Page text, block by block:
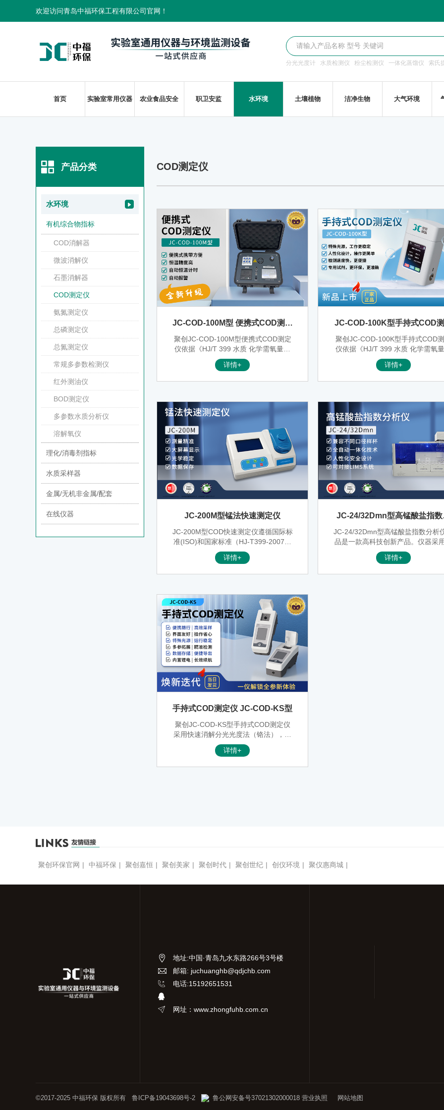
欢迎访问青岛中福环保工程有限公司官网！
分光光度计 水质检测仪 粉尘检测仪 一体化蒸馏仪 索氏
首页 实验室常用仪器 农业食品安全 职卫安监 水环境 土壤植物 洁净生物 大气环境
COD测定仪
JC-COD-100M型 便携式COD测定
仪
聚创JC-COD-100M型便携式COD测定
仪依据《HJ/T 399 水质 化学需氧量的
测定 快速消解分光光度法》、能准确快
速测定水样的COD指标，适用于检测地
所、石化、造纸、印染、电子、电力、
钢铁、农业、市政工程等行业。
详情+
JC-COD-100K型手持式COD
仪
聚创JC-COD-100K型手持式COD
仪依据《HJ/T 399 水质 化学需氧
测定 快速消解分光光度法》设计
发，能准确快速测定水样的COD指
详情+
JC-200M型锰法快速测定仪
JC-200M型COD快速测定仪遵循国际标
准(ISO)和国家标准（HJ-T399-2007）
的基本原则。高锰酸盐指数，是指在一
定条件下，以高锰酸钾为氧化剂，处理
的有机物，匀可消耗高锰酸钾。因此，
高锰酸盐指数常被作为水体受还原性有
机（和无机）物质污染程度的综合指
标。JC-200M型COD快速测定仪是适用
于测定清水水样中的COD值。
详情+
JC-24/32Dmn型高锰酸盐指数
析仪
JC-24/32Dmn型高锰酸盐指数分析
品是一款高科技创新产品。仪器采
浴加热的方式，具备创新的智能机
人“消解-滴定”自动一体化系统，全
详情+
手持式COD测定仪 JC-COD-KS型
聚创JC-COD-KS型手持式COD测定仪
采用快速消解分光光度法（铬法），具
有体积小、重量轻、操作简便、灵敏度
高等特点。可以广泛用于发电厂、纯净
详情+
产品分类
水环境
有机综合物指标
COD消解器
微波消解仪
石墨消解器
COD测定仪
氨氮测定仪
总磷测定仪
总氮测定仪
常规多参数检测仪
红外测油仪
BOD测定仪
多参数水质分析仪
溶解氧仪
理化/消毒剂指标
水质采样器
金属/无机非金属/配套
在线仪器
聚创环保官网 | 中福环保 | 聚创嘉恒 | 聚创美家 | 聚创时代 | 聚创世纪 | 创仪环境 | 聚仪惠商城 |
地址:中国·青岛九水东路266号3号楼
邮箱: juchuanghb@qdjchb.com
电话:15192651531
网址：www.zhongfuhb.com.cn
©2017-2025 中福环保 版权所有 鲁ICP备19043698号-2 鲁公网安备号37021302000018 营业执照 网站地图